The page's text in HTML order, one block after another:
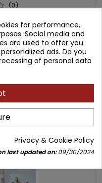
(0)
zł
cart
for performance,
Social media and
are used to offer you
ads. Do you
of personal data
Privacy & Cookie Policy
last updated on:09/30/2024